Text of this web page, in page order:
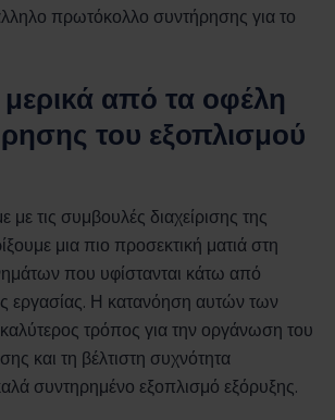
πρωτόκολλο συντήρησης για το
μερικά από τα οφέλη
του εξοπλισμού
τις συμβουλές διαχείρισης της
μια πιο προσεκτική ματιά στη
που υφίστανται κάτω από
εργασίας. Η κατανόηση αυτών των
καλύτερος τρόπος για την οργάνωση του
και τη βέλτιστη συχνότητα
συντηρημένο εξοπλισμό εξόρυξης.